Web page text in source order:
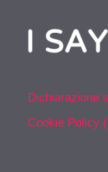
Dichiarazione
Cookie Policy